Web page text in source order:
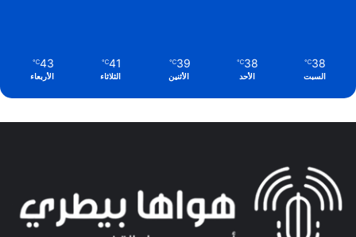
38
℃
السبت
38
℃
الأحد
39
℃
الأثنين
41
℃
الثلاثاء
43
℃
الأربعاء